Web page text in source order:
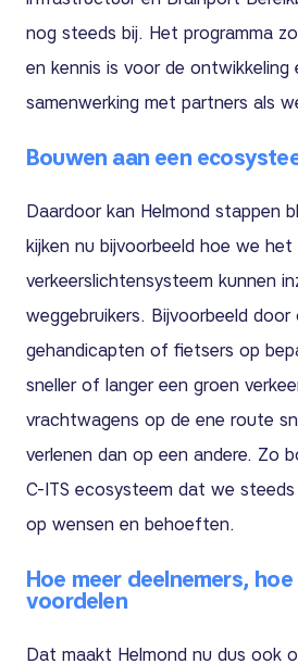
nog steeds bij. Het programma
en kennis is voor de ontwikkeling
samenwerking met partners als
Bouwen aan een
Daardoor kan Helmond stappen
kijken nu bijvoorbeeld hoe we het
verkeerslichtensysteem kunnen
weggebruikers. Bijvoorbeeld door
gehandicapten of fietsers op
sneller of langer een groen
vrachtwagens op de ene route
verlenen dan op een andere. Zo
C-ITS ecosysteem dat we steeds
op wensen en behoeften.
Hoe meer deelnemers,
voordelen
Dat maakt Helmond nu dus ook